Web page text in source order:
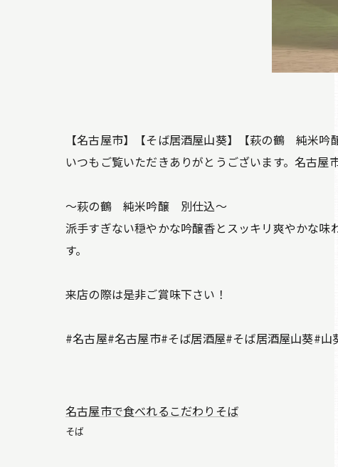
【名古屋市】【そば居酒屋山葵】【萩の鶴 純米吟
いつもご覧いただきありがとうございます。名古屋
～萩の鶴 純米吟醸 別仕込～
派手すぎない穏やかな吟醸香とスッキリ爽やかな
す。
来店の際は是非ご賞味下さい！
#名古屋#名古屋市#そば居酒屋#そば居酒屋山葵#
名古屋市で食べれるこだわりそば
そば